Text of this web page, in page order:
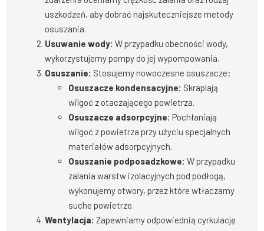
uszkodzeń, aby dobrać najskuteczniejsze metody
osuszania.
Usuwanie wody: W przypadku obecności wody,
wykorzystujemy pompy do jej wypompowania.
Osuszanie: Stosujemy nowoczesne osuszacze:
Osuszacze kondensacyjne: Skraplają
wilgoć z otaczającego powietrza.
Osuszacze adsorpcyjne: Pochłaniają
wilgoć z powietrza przy użyciu specjalnych
materiałów adsorpcyjnych.
Osuszanie podposadzkowe: W przypadku
zalania warstw izolacyjnych pod podłogą,
wykonujemy otwory, przez które wtłaczamy
suche powietrze.
Wentylacja: Zapewniamy odpowiednią cyrkulację